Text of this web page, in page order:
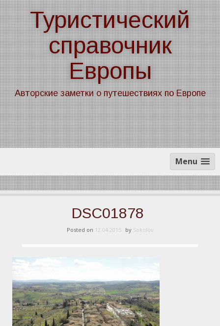
Skip
to
content
Туристический
справочник
Европы
Авторские заметки о путешествиях по Европе
Menu
DSC01878
Posted on 12.04.2015 by Sokolov